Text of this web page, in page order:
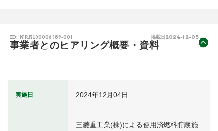
ID: NRA100006989-001 掲載日 2024-12-05
事業者とのヒアリング概要・資料
実施日 2024年12月04日
三菱重工業(株)による使用済燃料貯蔵施